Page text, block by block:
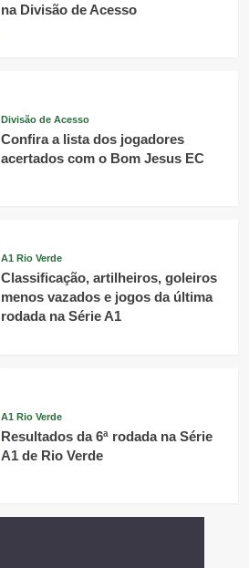
na Divisão de Acesso
Divisão de Acesso
Confira a lista dos jogadores
acertados com o Bom Jesus EC
A1 Rio Verde
Classificação, artilheiros, goleiros
menos vazados e jogos da última
rodada na Série A1
A1 Rio Verde
Resultados da 6ª rodada na Série
A1 de Rio Verde